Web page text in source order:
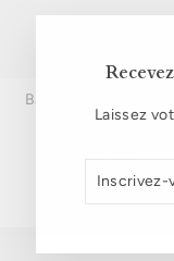
Laissez
VOUS
À
Bague Amour Photo
Prix
32 €